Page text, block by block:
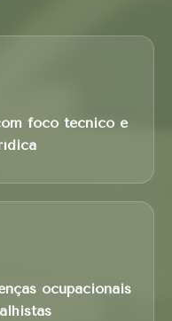
foco técnico e
ocupacionais